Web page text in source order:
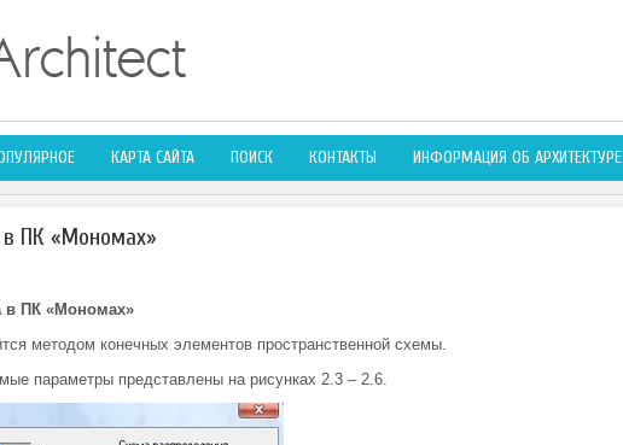
КАРТА САЙТА ПОИСК КОНТАКТЫ ИНФОРМАЦИЯ ОБ АРХИТЕКТУРЕ
ПК «Мономах»
в ПК «Мономах»
методом конечных элементов пространственной схемы.
параметры представлены на рисунках 2.3 – 2.6.